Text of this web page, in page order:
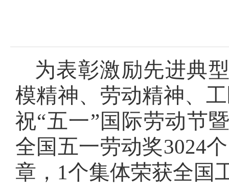
为表彰激励先进典
模精神、劳动精神、
祝“五一”国际劳动节
全国五一劳动奖3024
章，1个集体荣获全国